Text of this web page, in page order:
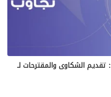
دليل منصة تجاوب العمانية 2026: تقديم الشكاوى والمقترحات لـ